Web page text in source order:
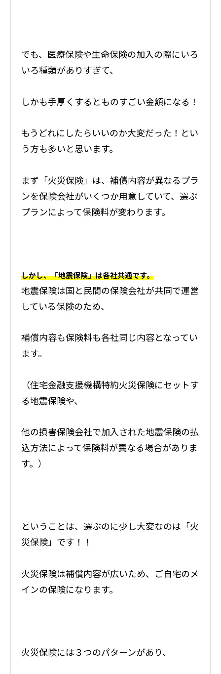
でも、医療保険や生命保険の加入の際にいろ
いろ種類がありすぎて、
しかも手厚くするとものすごい金額になる！
もうどれにしたらいいのか大変だった！とい
う方も多いと思います。
まず「火災保険」は、補償内容が異なるプラ
ンを保険会社がいくつか用意していて、選ぶ
プランによって保険料が変わります。
しかし、「地震保険」は各社共通です。
地震保険は国と民間の保険会社が共同で運営
している保険のため、
補償内容も保険料も各社同じ内容となってい
ます。
（住宅金融支援機構特約火災保険にセットす
る地震保険や、
他の損害保険会社で加入された地震保険の払
込方法によって保険料が異なる場合がありま
す。）
ということは、選ぶのに少し大変なのは「火
災保険」です！！
火災保険は補償内容が広いため、ご自宅のメ
インの保険になります。
火災保険には３つのパターンがあり、